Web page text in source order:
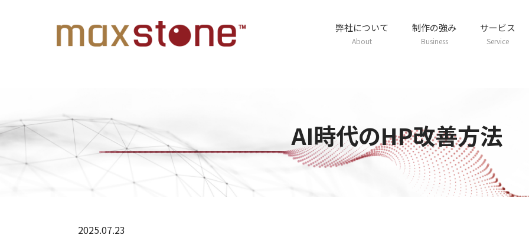
弊社について
About
制作の強み
Business
サービス
Service
AI時代のHP改善方法
2025.07.23